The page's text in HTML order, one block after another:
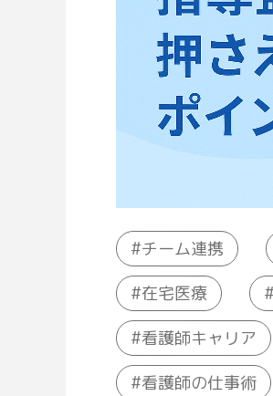
チーム連携
在宅医療
看護師キャリア
看護師の仕事術